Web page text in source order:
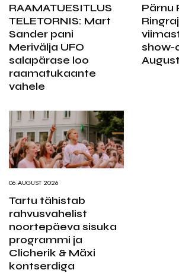
RAAMATUESITLUS
TELETORNIS: Mart
Sander pani
Merivälja UFO
salapärase loo
raamatukaante
vahele
Pärnu
show-
06.AUGUST 2026
Tartu tähistab
rahvusvahelist
noortepäeva sisuka
programmi ja
Clicherik & Mäxi
kontserdiga